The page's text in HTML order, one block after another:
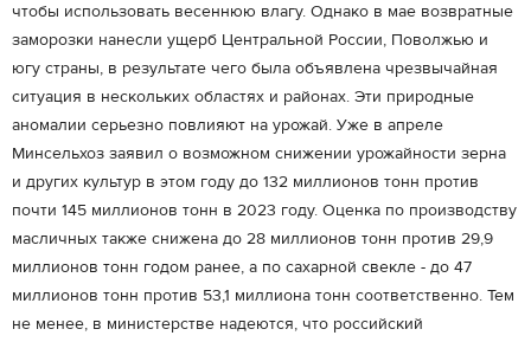
чтобы использовать весеннюю влагу. Однако в мае возвратные
заморозки нанесли ущерб Центральной России, Поволжью и
югу страны, в результате чего была объявлена чрезвычайная
ситуация в нескольких областях и районах. Эти природные
аномалии серьезно повлияют на урожай. Уже в апреле
Минсельхоз заявил о возможном снижении урожайности зерна
и других культур в этом году до 132 миллионов тонн против
почти 145 миллионов тонн в 2023 году. Оценка по производству
масличных также снижена до 28 миллионов тонн против 29,9
миллионов тонн годом ранее, а по сахарной свекле - до 47
миллионов тонн против 53,1 миллиона тонн соответственно. Тем
не менее, в министерстве надеются, что российский